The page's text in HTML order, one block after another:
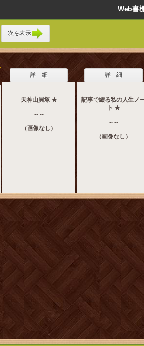
Web
次を表示
詳 細
天神山貝塚 ★
-- --
（画像なし）
詳 細
記事で綴る私の人生ノ
ト ★
-- --
（画像なし）